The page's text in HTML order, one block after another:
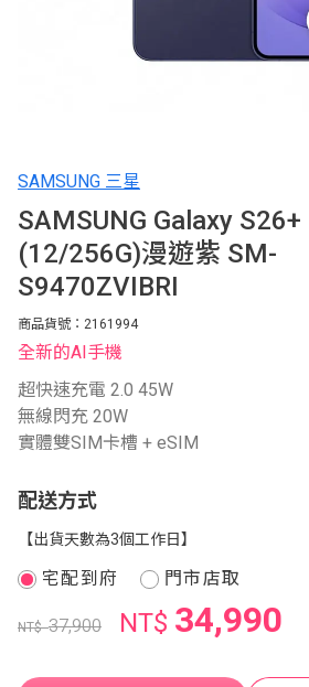
SAMSUNG 三星
SAMSUNG Galaxy S26+
(12/256G)漫遊紫 SM-
S9470ZVIBRI
商品貨號：2161994
全新的AI手機
超快速充電 2.0 45W
無線閃充 20W
實體雙SIM卡槽 + eSIM
配送方式
【出貨天數為3個工作日】
宅配到府 門市店取
NT$37,900 NT$ 34,990